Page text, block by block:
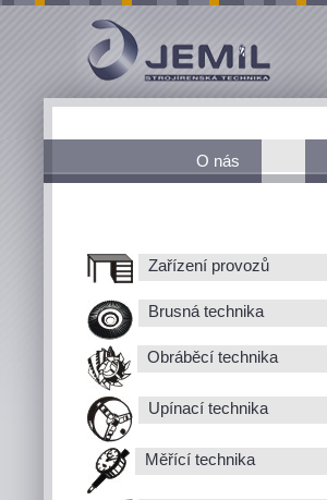
O nás
Zařízení provozů
Brusná technika
Obráběcí technika
Upínací technika
Měřící technika